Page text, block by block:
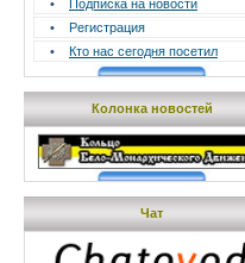
•
Подписка на новости
•
Регистрация
•
Кто нас сегодня посетил
Колонка новостей
Чат